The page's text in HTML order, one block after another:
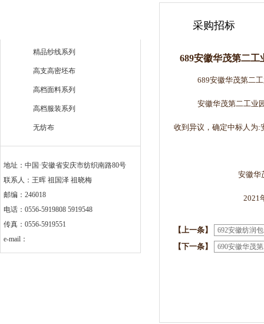
精品纱线系列
高支高密坯布
高档面料系列
高档服装系列
无纺布
地址：中国·安徽省安庆市纺织南路80号
联系人：王晖 祖国泽 祖晓梅
邮编：246018
电话：0556-5919808 5919548
传真：0556-5919551
e-mail：
采购招标
689安徽华茂第二
689安徽华茂第二
安徽华茂第二工业
收到异议，确定中标人为
安徽华茂集
2021年4
【上一条】 692安徽纺润
【下一条】 690安徽华茂